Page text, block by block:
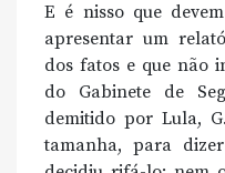
E é nisso que
apresentar um
dos fatos e que não
do Gabinete de
demitido por Lula,
tamanha, para